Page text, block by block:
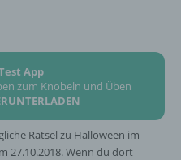
App
zum Knobeln und Üben
Rätsel zu Halloween im
27.10.2018. Wenn du dort